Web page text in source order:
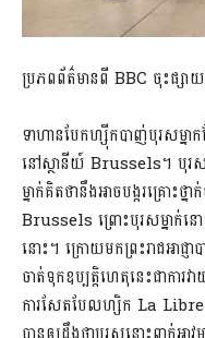
ប្រភពព័ត៌មានពី BBC ចុះផ្សា
ទាហានបែកហ្ស៊ីកបាញ់បុរសម្នា
នៅស្ថានីយ៍ Brussels។ បុរ
ម្នាក់គិតថានឹងអាចបង្ករគ្រោះ
Brussels ព្រោះបុរសម្នាក់ន
នោះ។ ក្រោយមកព្រះរាជអាជ្ញ
ចាត់ទុកឧប្បត្តិហេតុនេះជាការ
ការសែតបែលហ្សិក La Libre